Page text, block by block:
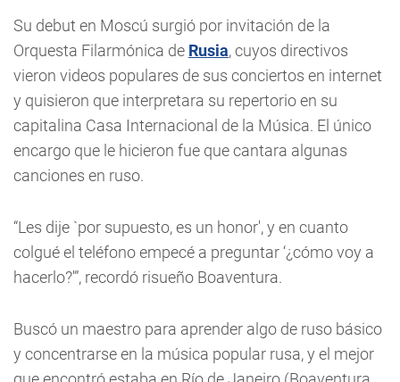
Su debut en Moscú surgió por invitación de la
Orquesta Filarmónica de Rusia, cuyos directivos
vieron videos populares de sus conciertos en internet
y quisieron que interpretara su repertorio en su
capitalina Casa Internacional de la Música. El único
encargo que le hicieron fue que cantara algunas
canciones en ruso.
“Les dije `por supuesto, es un honor', y en cuanto
colgué el teléfono empecé a preguntar ‘¿cómo voy a
hacerlo?'”, recordó risueño Boaventura.
Buscó un maestro para aprender algo de ruso básico
y concentrarse en la música popular rusa, y el mejor